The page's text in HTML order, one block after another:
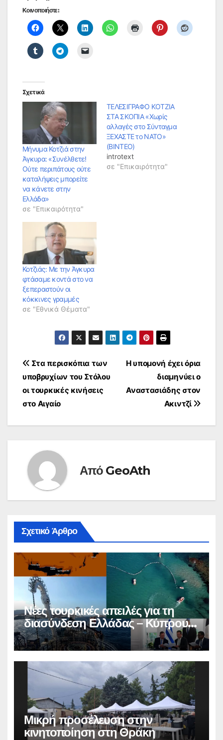
Κοινοποιήστε:
Σχετικά
Μήνυμα Κοτζιά στην
Άγκυρα: «Συνέλθετε!
Ούτε περιπάτους ούτε
καταλήψεις μπορείτε
να κάνετε στην
Ελλάδα»
σε "Επικαιρότητα"
ΤΕΛΕΣΙΓΡΑΦΟ ΚΟΤΖΙΑ
ΣΤΑ ΣΚΟΠΙΑ «Χωρίς
αλλαγές στο Σύνταγμα
ΞΕΧΑΣΤΕ το NATO»
(ΒΙΝΤΕΟ)
introtext
σε "Επικαιρότητα"
Κοτζιάς: Με την Άγκυρα
φτάσαμε κοντά στο να
ξεπεραστούν οι
κόκκινες γραμμές
σε "Εθνικά Θέματα"
Πλοήγηση
άρθρων
Η υπομονή έχει όρια
διαμηνύει ο
Αναστασιάδης στον
Ακιντζί
Στα περισκόπια των
υποβρυχίων του Στόλου
οι τουρκικές κινήσεις
στο Αιγαίο
Από GeoAth
Σχετικό Άρθρο
Νέες τουρκικές απειλές για τη
διασύνδεση Ελλάδας – Κύπρου –
Ισραήλ
Μικρή προσέλευση στην
κινητοποίηση στη Θράκη